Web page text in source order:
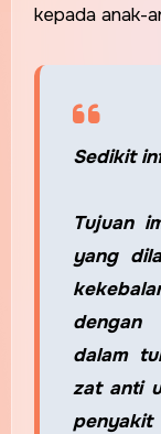
kepada anak-
Sedikit
Tujuan
yang
dengan
dalam
zat anti